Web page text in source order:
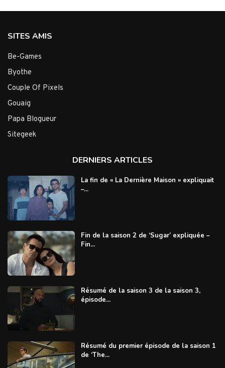
SITES AMIS
Be-Games
Byothe
Couple Of Pixels
Gouaig
Papa Blogueur
Sitegeek
DERNIERS ARTICLES
La fin de « La Dernière Maison » expliquait
–...
Fin de la saison 2 de ‘Sugar’ expliquée –
Fin...
Résumé de la saison 3 de la saison 3,
épisode...
Résumé du premier épisode de la saison 1
de ‘The...